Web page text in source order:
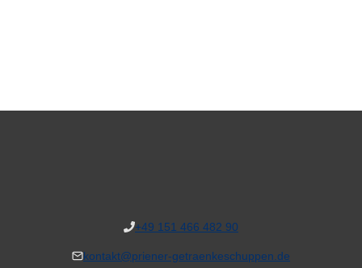
+49 151 466 482 90
kontakt@priener-getraenkeschuppen.de